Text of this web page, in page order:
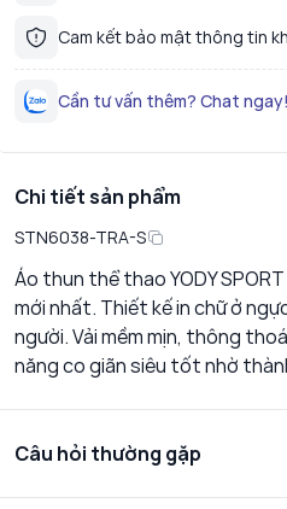
Cam kết bảo mật thông tin
Cần tư vấn thêm? Chat ngay!
Chi tiết sản phẩm
STN6038-TRA-S
Áo thun thể thao YODY
mới nhất. Thiết kế in chữ ở
người. Vải mềm mịn, thông
năng co giãn siêu tốt nhờ
Câu hỏi thường gặp